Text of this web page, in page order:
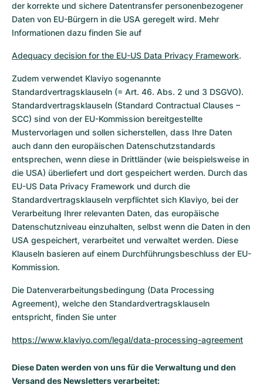
der korrekte und sichere Datentransfer personenbezogener
Daten von EU-Bürgern in die USA geregelt wird. Mehr
Informationen dazu finden Sie auf
Adequacy decision for the EU-US Data Privacy Framework.
Zudem verwendet Klaviyo sogenannte
Standardvertragsklauseln (= Art. 46. Abs. 2 und 3 DSGVO).
Standardvertragsklauseln (Standard Contractual Clauses –
SCC) sind von der EU-Kommission bereitgestellte
Mustervorlagen und sollen sicherstellen, dass Ihre Daten
auch dann den europäischen Datenschutzstandards
entsprechen, wenn diese in Drittländer (wie beispielsweise in
die USA) überliefert und dort gespeichert werden. Durch das
EU-US Data Privacy Framework und durch die
Standardvertragsklauseln verpflichtet sich Klaviyo, bei der
Verarbeitung Ihrer relevanten Daten, das europäische
Datenschutzniveau einzuhalten, selbst wenn die Daten in den
USA gespeichert, verarbeitet und verwaltet werden. Diese
Klauseln basieren auf einem Durchführungsbeschluss der EU-
Kommission.
Die Datenverarbeitungsbedingung (Data Processing
Agreement), welche den Standardvertragsklauseln
entspricht, finden Sie unter
https://www.klaviyo.com/legal/data-processing-agreement
Diese Daten werden von uns für die Verwaltung und den
Versand des Newsletters verarbeitet: